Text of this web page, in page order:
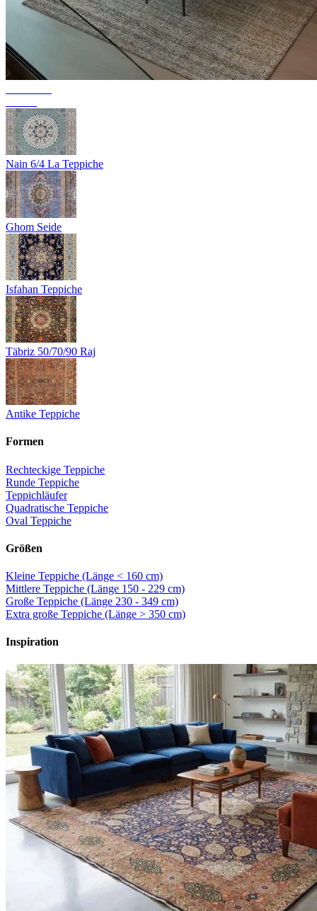
Nain 6/4 La Teppiche
Ghom Seide
Isfahan Teppiche
Täbriz 50/70/90 Raj
Antike Teppiche
Formen
Rechteckige Teppiche
Runde Teppiche
Teppichläufer
Quadratische Teppiche
Oval Teppiche
Größen
Kleine Teppiche (Länge < 160 cm)
Mittlere Teppiche (Länge 150 - 229 cm)
Große Teppiche (Länge 230 - 349 cm)
Extra große Teppiche (Länge > 350 cm)
Inspiration